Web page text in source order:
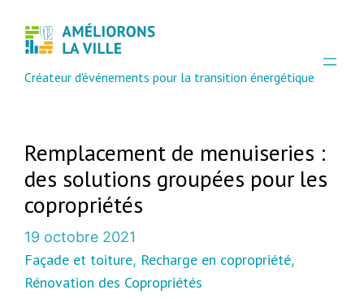
Créateur d'événements pour la transition énergétique
Remplacement de menuiseries :
des solutions groupées pour les
copropriétés
19 octobre 2021
Façade et toiture, Recharge en copropriété
Rénovation des Copropriétés